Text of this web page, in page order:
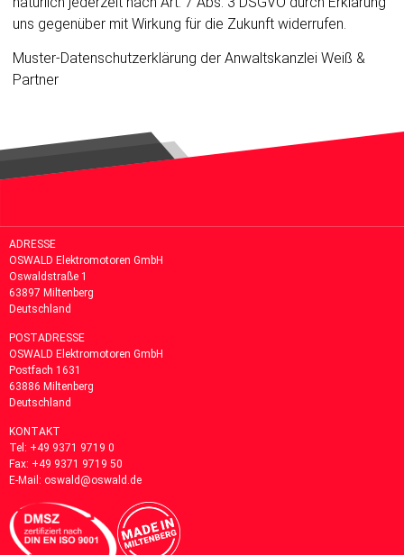
uns gegenüber mit Wirkung für die Zukunft widerrufen.
Muster-Datenschutzerklärung der Anwaltskanzlei Weiß &
Partner
ADRESSE
OSWALD Elektromotoren GmbH
Oswaldstraße 1
63897 Miltenberg
Deutschland
POSTADRESSE
OSWALD Elektromotoren GmbH
Postfach 1631
63886 Miltenberg
Deutschland
KONTAKT
Tel: +49 9371 9719 0
Fax: +49 9371 9719 50
E-Mail: oswald@oswald.de